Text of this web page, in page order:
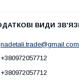
nadetali.trade@gmail.com
+380972057712
+380972057712